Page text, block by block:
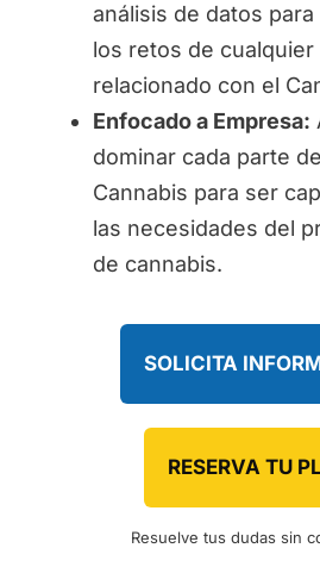
análisis de datos
los retos de
relacionado con el
Enfocado a Empresa:
dominar cada parte
Cannabis para ser
las necesidades del
de cannabis.
SOLICITA
RESERVA TU
Resuelve tus dudas sin